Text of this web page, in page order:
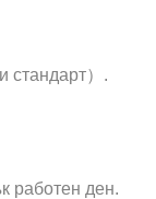
стандарт）.
работен ден.